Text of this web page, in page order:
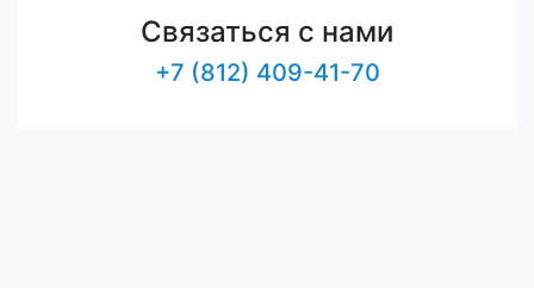
Связаться с нами
+7 (812) 409-41-70